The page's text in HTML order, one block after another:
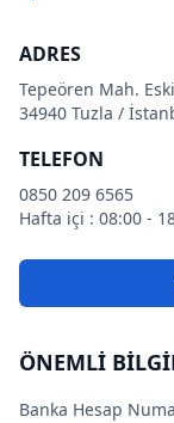
ADRES
Tepeören Mah.
34940 Tuzla /
TELEFON
0850 209 6565
Hafta içi : 08:00 -
ÖNEMLİ
Banka Hesap